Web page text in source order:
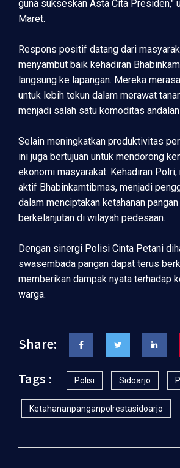
guna sukseskan Asta Cita Presiden,"
Maret.
Respons positif datang dari
menyambut baik kehadiran
langsung ke lapangan. Mereka
untuk lebih tekun dalam merawat
menjadi salah satu komoditas
Selain meningkatkan produktivitas
ini juga bertujuan untuk mendorong
ekonomi masyarakat. Kehadiran
aktif Bhabinkamtibmas, menjadi
dalam menciptakan ketahanan
berkelanjutan di wilayah pedesaan.
Dengan sinergi Polisi Cinta Petani
swasembada pangan dapat terus
memberikan dampak nyata terhadap
warga.
Share:
Tags :
Polisi Sidoarjo
Ketahananpanganpolrestasidoarjo